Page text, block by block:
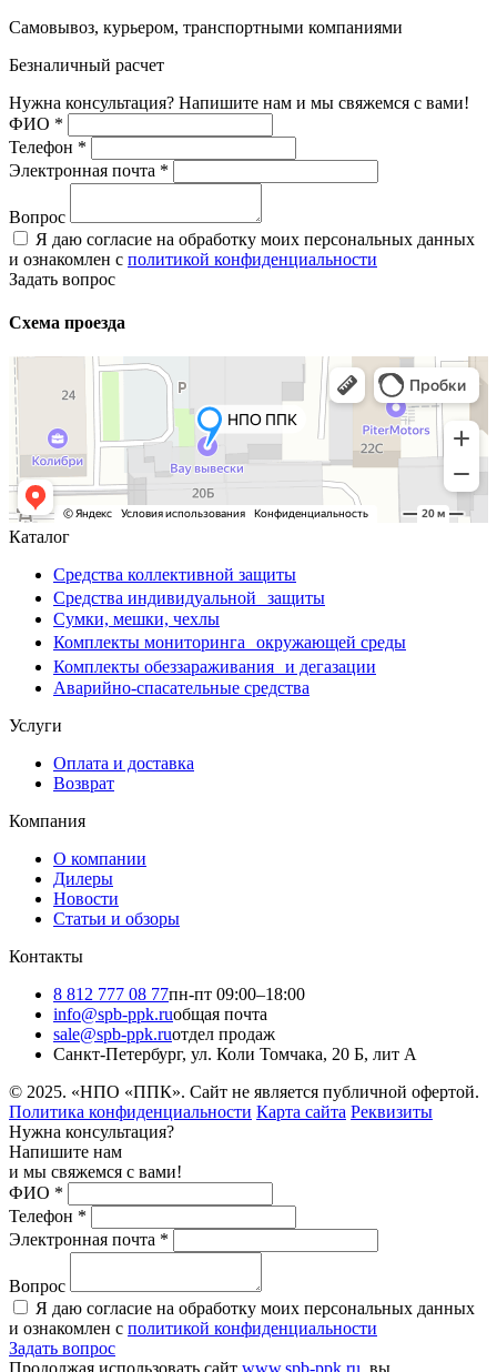
Самовывоз, курьером, транспортными компаниями
Безналичный расчет
Нужна консультация? Напишите нам и мы свяжемся с вами!
ФИО *
Телефон *
Электронная почта *
Вопрос
Я даю согласие на обработку моих персональных данных
и ознакомлен с политикой конфиденциальности
Задать вопрос
Схема проезда
Каталог
Средства коллективной защиты
Средства индивидуальной защиты
Сумки, мешки, чехлы
Комплекты мониторинга окружающей среды
Комплекты обеззараживания и дегазации
Аварийно-спасательные средства
Услуги
Оплата и доставка
Возврат
Компания
О компании
Дилеры
Новости
Статьи и обзоры
Контакты
8 812 777 08 77пн-пт 09:00–18:00
info@spb-ppk.ruобщая почта
sale@spb-ppk.ruотдел продаж
Санкт-Петербург, ул. Коли Томчака, 20 Б, лит А
© 2025. «НПО «ППК». Сайт не является публичной офертой.
Политика конфиденциальности Карта сайта Реквизиты
Нужна консультация?
Напишите нам
и мы свяжемся с вами!
ФИО *
Телефон *
Электронная почта *
Вопрос
Я даю согласие на обработку моих персональных данных
и ознакомлен с политикой конфиденциальности
Задать вопрос